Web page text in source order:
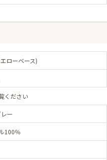
ローベース)
ください
ー
100％